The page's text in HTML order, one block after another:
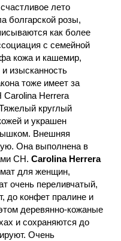
лето
болгарской розы,
как более
с семейной
кожа и кашемир,
изысканность
тоже имеет за
Carolina Herrera
круглый
и украшен
Внешняя
Она выполнена в
CH. Carolina Herrera
для женщин,
очень переливчатый,
до конфет пралине и
деревянно-кожаные
и сохраняются до
Очень